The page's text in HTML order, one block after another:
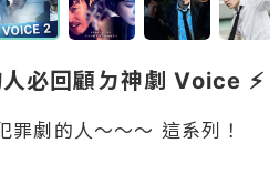
必回顧ㄉ神劇 Voice ⚡️
罪劇的人～～～ 這系列！